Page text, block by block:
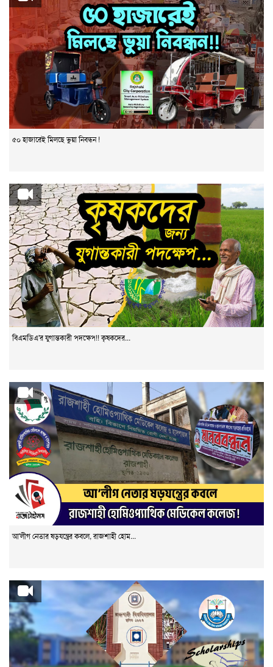
৫০ হাজারেই মিলছে ভুয়া নিবন্ধন !
বিএমডিএ'র যুগান্তকারী পদক্ষেপ!! কৃষকদের...
আ'লীগ নেতার ষড়যন্ত্রের কবলে, রাজশাহী হোম...